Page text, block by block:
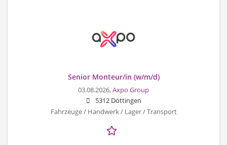
Senior Monteur/in (w/m/d)
03.08.2026,Axpo Group
5312 Döttingen
Fahrzeuge / Handwerk / Lager / Transport